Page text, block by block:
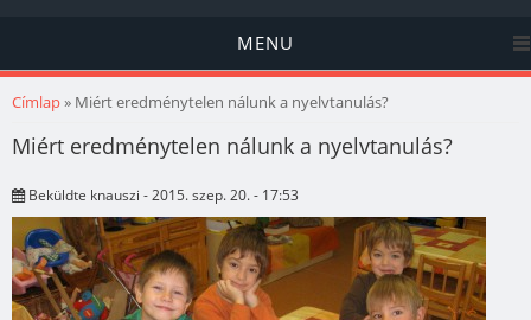
MENU
Jelenlegi hely
Címlap» Miért eredménytelen nálunk a nyelvtanulás?
Miért eredménytelen nálunk a nyelvtanulás?
Beküldte knauszi - 2015. szep. 20. - 17:53